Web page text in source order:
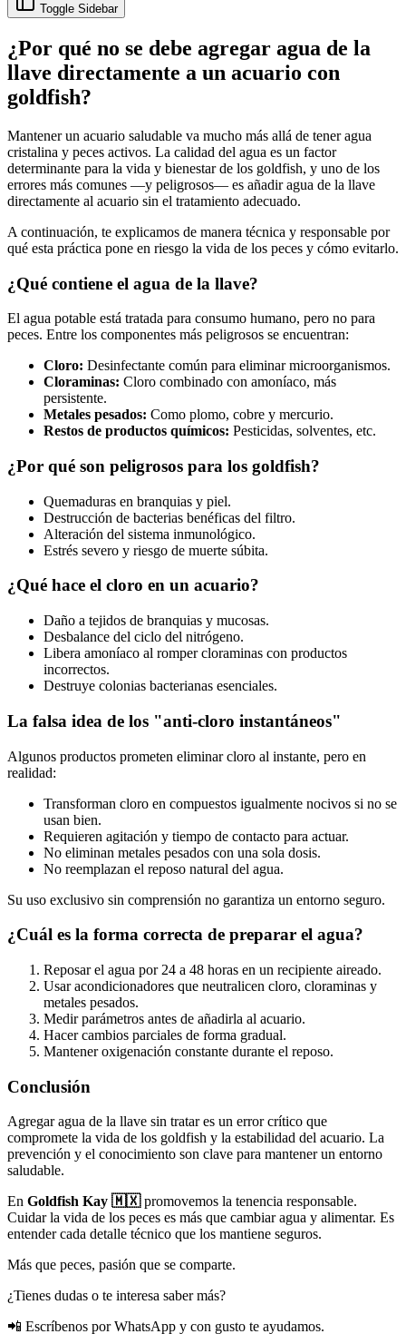
Toggle Sidebar
¿Por qué no se debe agregar agua de la
llave directamente a un acuario con
goldfish?
Mantener un acuario saludable va mucho más allá de tener agua
cristalina y peces activos. La calidad del agua es un factor
determinante para la vida y bienestar de los goldfish, y uno de los
errores más comunes —y peligrosos— es añadir agua de la llave
directamente al acuario sin el tratamiento adecuado.
A continuación, te explicamos de manera técnica y responsable por
qué esta práctica pone en riesgo la vida de los peces y cómo evitarlo.
¿Qué contiene el agua de la llave?
El agua potable está tratada para consumo humano, pero no para
peces. Entre los componentes más peligrosos se encuentran:
Cloro: Desinfectante común para eliminar microorganismos.
Cloraminas: Cloro combinado con amoníaco, más
persistente.
Metales pesados: Como plomo, cobre y mercurio.
Restos de productos químicos: Pesticidas, solventes, etc.
¿Por qué son peligrosos para los goldfish?
Quemaduras en branquias y piel.
Destrucción de bacterias benéficas del filtro.
Alteración del sistema inmunológico.
Estrés severo y riesgo de muerte súbita.
¿Qué hace el cloro en un acuario?
Daño a tejidos de branquias y mucosas.
Desbalance del ciclo del nitrógeno.
Libera amoníaco al romper cloraminas con productos
incorrectos.
Destruye colonias bacterianas esenciales.
La falsa idea de los "anti-cloro instantáneos"
Algunos productos prometen eliminar cloro al instante, pero en
realidad:
Transforman cloro en compuestos igualmente nocivos si no se
usan bien.
Requieren agitación y tiempo de contacto para actuar.
No eliminan metales pesados con una sola dosis.
No reemplazan el reposo natural del agua.
Su uso exclusivo sin comprensión no garantiza un entorno seguro.
¿Cuál es la forma correcta de preparar el agua?
Reposar el agua por 24 a 48 horas en un recipiente aireado.
Usar acondicionadores que neutralicen cloro, cloraminas y
metales pesados.
Medir parámetros antes de añadirla al acuario.
Hacer cambios parciales de forma gradual.
Mantener oxigenación constante durante el reposo.
Conclusión
Agregar agua de la llave sin tratar es un error crítico que
compromete la vida de los goldfish y la estabilidad del acuario. La
prevención y el conocimiento son clave para mantener un entorno
saludable.
En Goldfish Kay 🇲🇽promovemos la tenencia responsable.
Cuidar la vida de los peces es más que cambiar agua y alimentar. Es
entender cada detalle técnico que los mantiene seguros.
Más que peces, pasión que se comparte.
¿Tienes dudas o te interesa saber más?
📲 Escríbenos por WhatsApp y con gusto te ayudamos.